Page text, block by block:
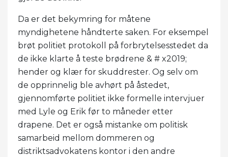
Da er det bekymring for måtene
myndighetene håndterte saken. For eksempel
brøt politiet protokoll på forbrytelsesstedet da
de ikke klarte å teste brødrene & # x2019;
hender og klær for skuddrester. Og selv om
de opprinnelig ble avhørt på åstedet,
gjennomførte politiet ikke formelle intervjuer
med Lyle og Erik før to måneder etter
drapene. Det er også mistanke om politisk
samarbeid mellom dommeren og
distriktsadvokatens kontor i den andre